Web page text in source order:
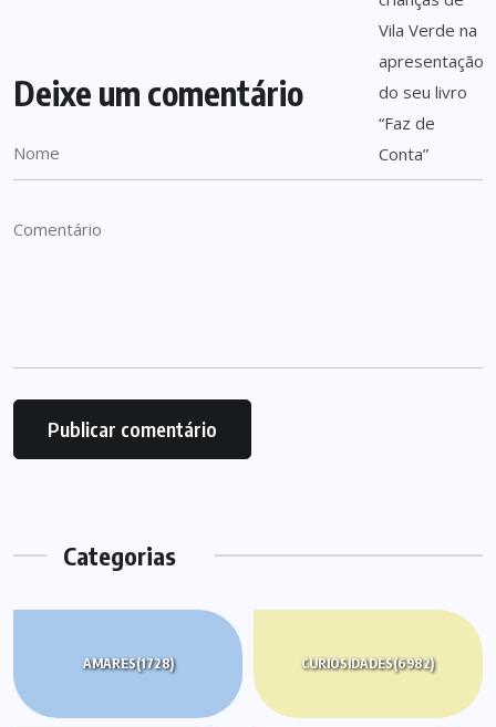
Deixe um comentário
Categorias
AMARES(1728) CURIOSIDADES(6982)